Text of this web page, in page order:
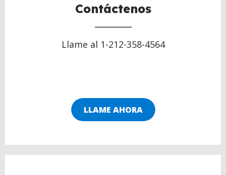
Contáctenos
Llame al 1-212-358-4564
LLAME AHORA